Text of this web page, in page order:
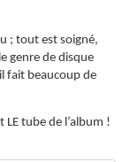
; tout est soigné,
genre de disque
fait beaucoup de
LE tube de l’album !